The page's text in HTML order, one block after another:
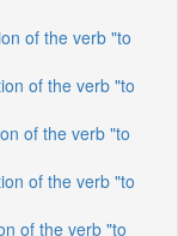
of the verb "to
of the verb "to
of the verb "to
of the verb "to
of the verb "to